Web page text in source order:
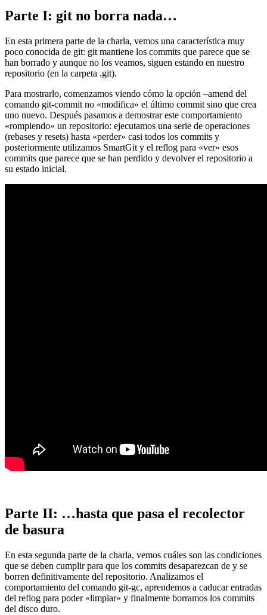
Parte I: git no borra nada…
En esta primera parte de la charla, vemos una característica muy
poco conocida de git: git mantiene los commits que parece que se
han borrado y aunque no los veamos, siguen estando en nuestro
repositorio (en la carpeta .git).
Para mostrarlo, comenzamos viendo cómo la opción –amend del
comando git-commit no «modifica» el último commit sino que crea
uno nuevo. Después pasamos a demostrar este comportamiento
«rompiendo» un repositorio: ejecutamos una serie de operaciones
(rebases y resets) hasta «perder» casi todos los commits y
posteriormente utilizamos SmartGit y el reflog para «ver» esos
commits que parece que se han perdido y devolver el repositorio a
su estado inicial.
Parte II: …hasta que pasa el recolector
de basura
En esta segunda parte de la charla, vemos cuáles son las condiciones
que se deben cumplir para que los commits desaparezcan de y se
borren definitivamente del repositorio. Analizamos el
comportamiento del comando git-gc, aprendemos a caducar entradas
del reflog para poder «limpiar» y finalmente borramos los commits
del disco duro.